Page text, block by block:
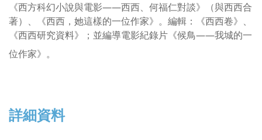
《西方科幻小說與電影——西西、何福仁對談》（與西西合
著）、《西西，她這樣的一位作家》。編輯：《西西卷》、
《西西研究資料》；並編導電影紀錄片《候鳥——我城的一
位作家》。
詳細資料